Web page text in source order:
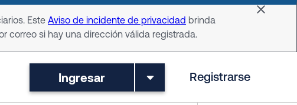
Este Aviso de incidente de privacidad brinda
correo si hay una dirección válida registrada.
Dismiss
Ingresar Registrarse